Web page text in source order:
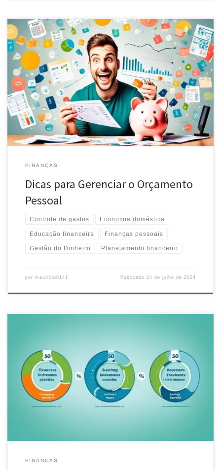
Aprenda a gerenciar seu orçamento pessoal com dicas práticas.
Controle gastos, planeje suas finanças e alcance seus objetivos
financeiros com eficiência.
FINANÇAS
Dicas para Gerenciar o Orçamento
Pessoal
Controle de gastos Economia doméstica
Educação financeira Finanças pessoais
Gestão do Dinheiro Planejamento financeiro
por mauricio6141 Publicado24 de julho de 2024
Descubra como a regra dos 50 30 20 pode ajudar você a organizar
suas finanças pessoais, economizar e investir de forma inteligente
para alcançar seus objetivos financeiros.
FINANÇAS